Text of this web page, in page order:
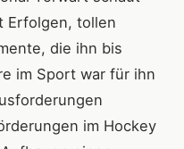
Erfolgen, tollen
die ihn bis
im Sport war für ihn
im Hockey